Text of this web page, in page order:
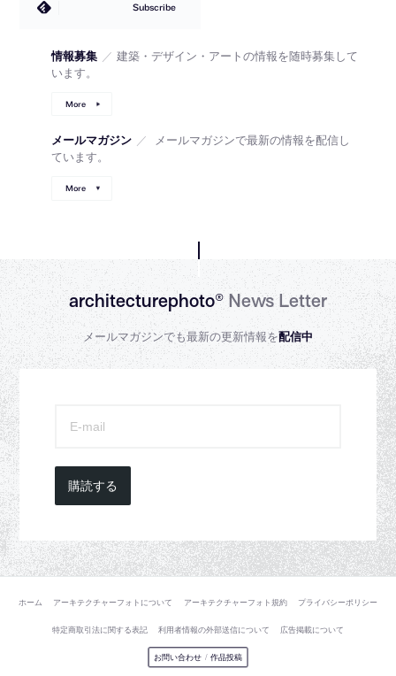
Subscribe
情報募集 ／ 建築・デザイン・アートの情報を随時募集して
います。
More
メールマガジン ／
メールマガジンで最新の情報を配信し
ています。
More
architecturephoto®News Letter
メールマガジンでも最新の更新情報を配信中
購読する
ホーム アーキテクチャーフォトについて アーキテクチャーフォト規約 プライバシーポリシー
特定商取引法に関する表記 利用者情報の外部送信について 広告掲載について
お問い合わせ / 作品投稿